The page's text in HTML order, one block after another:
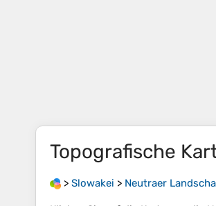
Topografische
> Slowakei > Neutraer